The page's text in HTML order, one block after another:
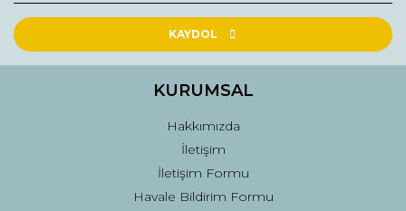
Ürün resmi kalitesiz, bozuk veya görüntülenemiyor.
Ürün açıklamasında eksik bilgiler bulunuyor.
Ürün fiyatı diğer sitelerden daha pahalı.
KAYDOL
KURUMSAL
Hakkımızda
İletişim
İletişim Formu
Havale Bildirim Formu